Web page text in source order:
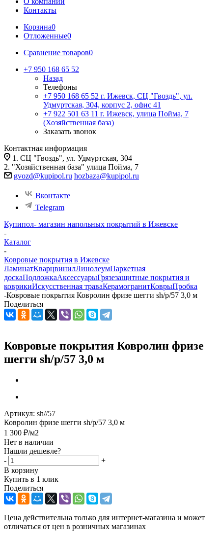
Контакты
Корзина0
Отложенные0
Сравнение товаров0
+7 950 168 65 52
Назад
Телефоны
+7 950 168 65 52 г. Ижевск, СЦ "Гвоздь", ул.
Удмуртская, 304, корпус 2, офис 41
+7 922 501 63 11 г. Ижевск, улица Пойма, 7
(Хозяйственная база)
Заказать звонок
Контактная информация
1. СЦ "Гвоздь", ул. Удмуртская, 304
2. "Хозяйственная база" улица Пойма, 7
gvozd@kupipol.ru hozbaza@kupipol.ru
Вконтакте
Telegram
Купипол- магазин напольных покрытий в Ижевске
-
Каталог
-
Ковровые покрытия в Ижевске
ЛаминатКварцвинилЛинолеумПаркетная
доскаПодложкаАксессуарыГрязезащитные покрытия и
коврикиИскусственная траваКерамогранитКоврыПробка
-Ковровые покрытия Ковролин фризе шегги sh/p/57 3,0 м
Поделиться
Ковровые покрытия Ковролин фризе
шегги sh/p/57 3,0 м
Артикул: sh//57
Ковролин фризе шегги sh/p/57 3,0 м
1 300 ₽/м2
Нет в наличии
Нашли дешевле?
-
+
В корзину
Купить в 1 клик
Поделиться
Цена действительна только для интернет-магазина и может
отличаться от цен в розничных магазинах